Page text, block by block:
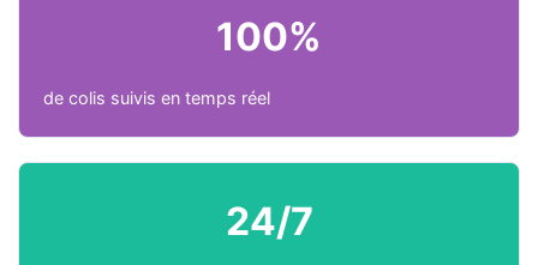
100%
de colis suivis en temps réel
24/7